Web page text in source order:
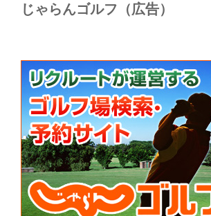
じゃらんゴルフ（広告）